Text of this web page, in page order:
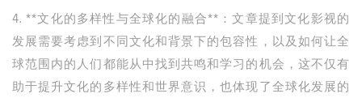
4. **文化的多样性与全球化的融合**：文章提到文化影视的
发展需要考虑到不同文化和背景下的包容性，以及如何让全
球范围内的人们都能从中找到共鸣和学习的机会，这不仅有
助于提升文化的多样性和世界意识，也体现了全球化发展的